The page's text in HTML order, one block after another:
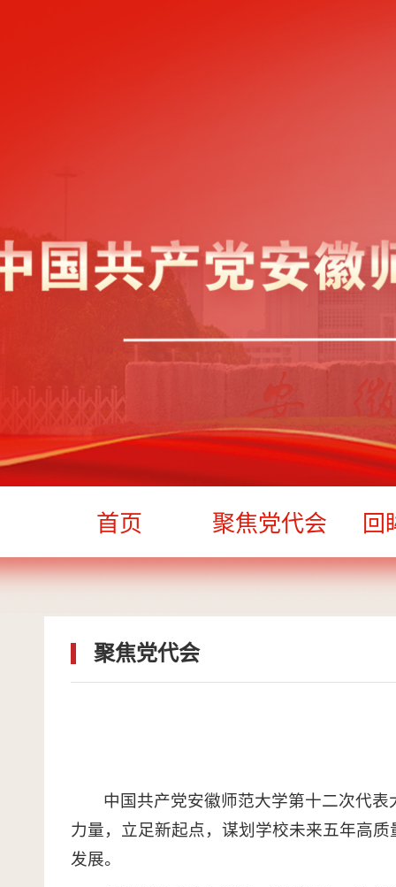
首页 聚焦党代会 回
聚焦党代会
中国共产党安徽师范大学第十二次代
力量，立足新起点，谋划学校未来五年高
发展。